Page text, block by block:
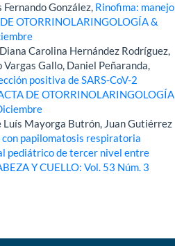
González, Rinofima: manejo
OTORRINOLARINGOLOGÍA &
Carolina Hernández Rodríguez,
Gallo, Daniel Peñaranda,
positiva de SARS-CoV-2
DE OTORRINOLARINGOLOGÍA
Luís Mayorga Butrón, Juan Gutiérrez
papilomatosis respiratoria
pediátrico de tercer nivel entre
Y CUELLO: Vol. 53 Núm. 3